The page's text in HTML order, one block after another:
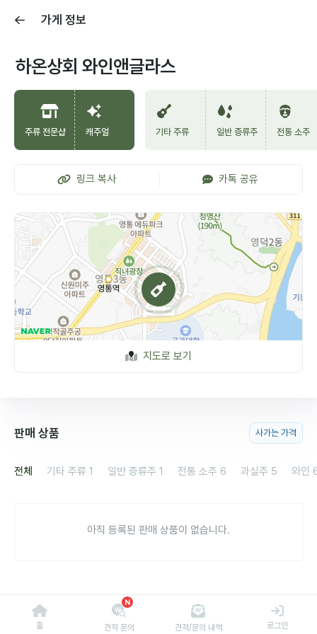
가게 정보
하온상회 와인앤글라스
주류 전문샵 캐주얼 기타 주류 일반 증류주 전통 소주
링크 복사 카톡 공유
지도로 보기
판매 상품 사가는 가격
전체 기타 주류 1 일반 증류주 1 전통 소주 6 과실주 5 와인
아직 등록된 판매 상품이 없습니다.
홈
N
견적 문의 견적/문의 내역 로그인